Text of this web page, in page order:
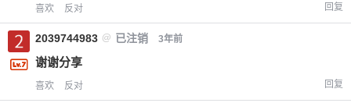
喜欢 反对 回复
2039744983 @ 已注销 3年前
谢谢分享
喜欢 反对 回复